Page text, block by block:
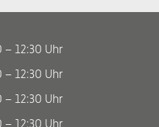
– 12:30 Uhr
– 12:30 Uhr
– 12:30 Uhr
– 12:30 Uhr